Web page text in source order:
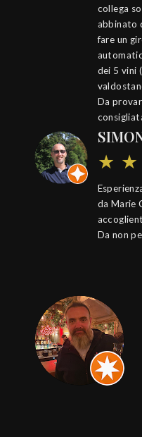
collega
abbinato
fare un
dei 5 vini
Da
da Marie
Da non